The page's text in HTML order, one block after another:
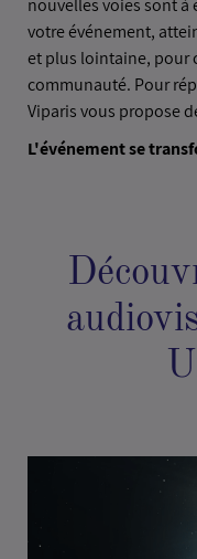
nouvelles voies sont
votre événement,
et plus lointaine, pour
communauté. Pour
Viparis vous propose
L'événement se